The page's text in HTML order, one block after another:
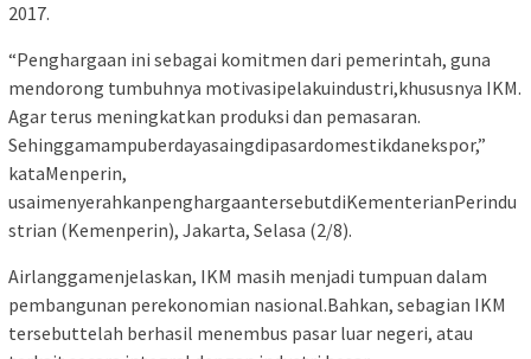
2017.
“Penghargaan ini sebagai komitmen dari pemerintah, guna
mendorong tumbuhnya motivasipelakuindustri,khususnya IKM.
Agar terus meningkatkan produksi dan pemasaran.
Sehinggamampuberdayasaingdipasardomestikdanekspor,”
kataMenperin,
usaimenyerahkanpenghargaantersebutdiKementerianPerindu
strian (Kemenperin), Jakarta, Selasa (2/8).
Airlanggamenjelaskan, IKM masih menjadi tumpuan dalam
pembangunan perekonomian nasional.Bahkan, sebagian IKM
tersebuttelah berhasil menembus pasar luar negeri, atau